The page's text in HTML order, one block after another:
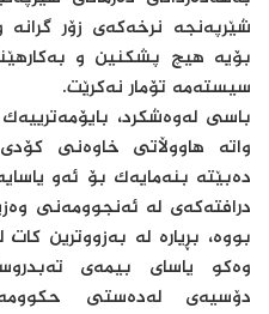
شێرپەنجە نرخەکەی زۆر
بۆیە هیچ پشکنین و
سیستەمە تۆمار نەکرێت.
باسی لەوەشکرد،
واتە هاووڵاتی خاوەنی
دەبێتە بنەمایەک بۆ ئەو
درافتەکەی لە ئەنجوومەنی
بووە، بڕیارە لە بەزووترین
وەکو یاسای بیمەی
دۆسیەی لەدەستی